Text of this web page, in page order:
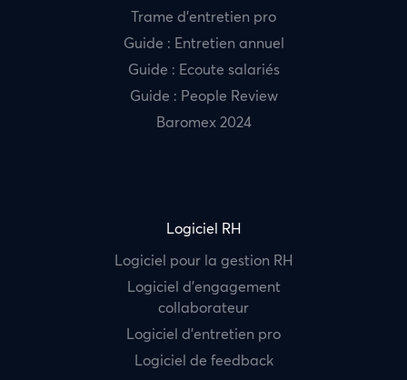
Trame d’entretien pro
Guide : Entretien annuel
Guide : Ecoute salariés
Guide : People Review
Baromex 2024
Logiciel RH
Logiciel pour la gestion RH
Logiciel d’engagement
collaborateur
Logiciel d’entretien pro
Logiciel de feedback